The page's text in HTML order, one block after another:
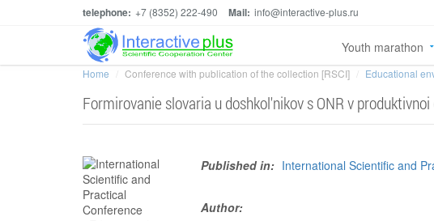
telephone: +7 (8352) 222-490 Mail: info@interactive-plus.ru
Youth marathon
Home Conference with publication of the collection [RSCI] Educational
Formirovanie slovaria u doshkol'nikov s ONR v
Published in: International Scientific and
Author: